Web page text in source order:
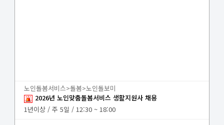
노인돌봄서비스>돌봄>노인돌보미
2026년 노인맞춤돌봄서비스 생활지원사 채용
1년이상 / 주 5일 / 12:30 ~ 18:00